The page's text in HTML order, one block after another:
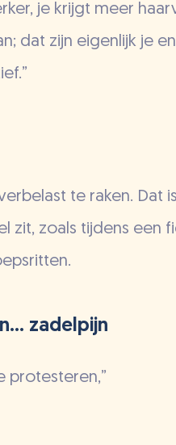
je krijgt meer
dat zijn eigenlijk je
te raken. Dat
zit, zoals tijdens een
zadelpijn
protesteren,”